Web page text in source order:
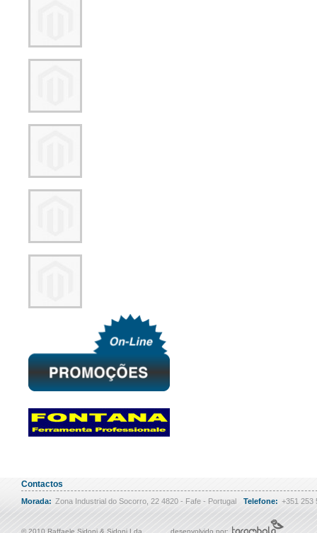
Contactos
Morada: Zona Industrial do Socorro, 22 4820 - Fafe - Portugal Telefone: +351 253
© 2010 Raffaele Sidoni & Sidoni Lda desenvolvido por: